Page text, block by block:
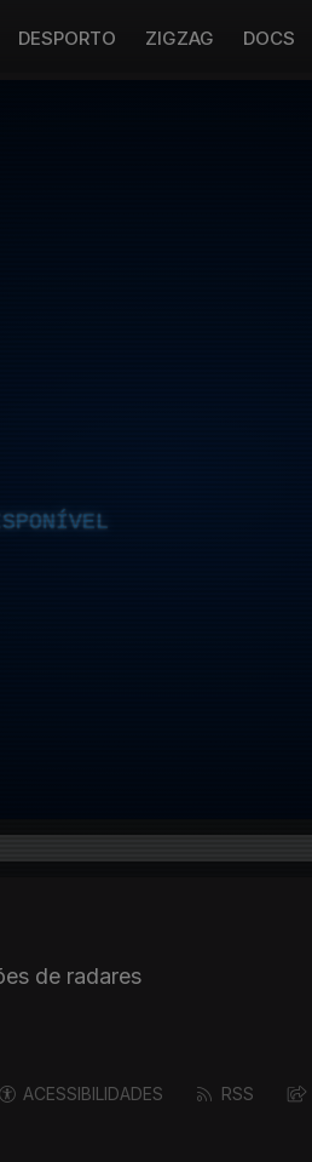
DESPORTO ZIGZAG DOCS
de radares
ACESSIBILIDADES RSS